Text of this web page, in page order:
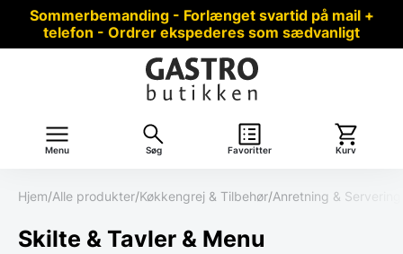
Sommerbemanding - Forlænget svartid på mail +
telefon - Ordrer ekspederes som sædvanligt
Menu Søg Favoritter Kurv
Hjem/Alle produkter/Køkkengrej & Tilbehør/Anretning & Servering
Skilte & Tavler & Menu